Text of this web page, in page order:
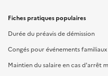
Fiches pratiques populaires
Durée du préavis de démission
Congés pour événements familiaux
Maintien du salaire en cas d'arrêt